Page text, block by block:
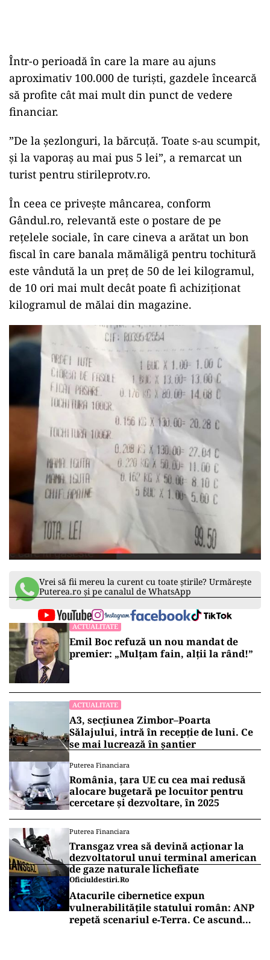
Într-o perioadă în care la mare au ajuns
aproximativ 100.000 de turiști, gazdele încearcă
să profite cât mai mult din punct de vedere
financiar.
”De la șezlonguri, la bărcuță. Toate s-au scumpit,
și la vaporaș au mai pus 5 lei”, a remarcat un
turist pentru stirileprotv.ro.
În ceea ce privește mâncarea, conform
Gândul.ro, relevantă este o postare de pe
rețelele sociale, în care cineva a arătat un bon
fiscal în care banala mămăligă pentru tochitură
este vândută la un preț de 50 de lei kilogramul,
de 10 ori mai mult decât poate fi achiziționat
kilogramul de mălai din magazine.
Vrei să fii mereu la curent cu toate știrile? Urmărește
Puterea.ro și pe canalul de WhatsApp
ACTUALITATE
Emil Boc refuză un nou mandat de
premier: „Mulțam fain, alții la rând!”
ACTUALITATE
A3, secțiunea Zimbor–Poarta
Sălajului, intră în recepție de luni. Ce
se mai lucrează în șantier
Puterea Financiara
România, țara UE cu cea mai redusă
alocare bugetară pe locuitor pentru
cercetare și dezvoltare, în 2025
Puterea Financiara
Transgaz vrea să devină acționar la
dezvoltatorul unui terminal american
de gaze naturale lichefiate
Oficiuldestiri.ro
Atacurile cibernetice expun
vulnerabilitățile statului român: ANP
repetă scenariul e‑Terra. Ce ascund